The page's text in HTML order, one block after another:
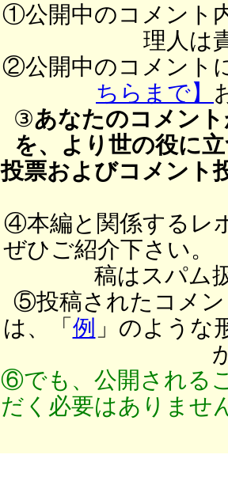
①公開中のコメント
理人は
②公開中のコメント
ちらまで】
③あなたのコメン
を、より世の役に
投票およびコメント
④本編と関係するレ
ぜひご紹介下さい。
稿はスパム
⑤投稿されたコメン
は、「 例 」のような
⑥でも、公開される
だく必要はありませ